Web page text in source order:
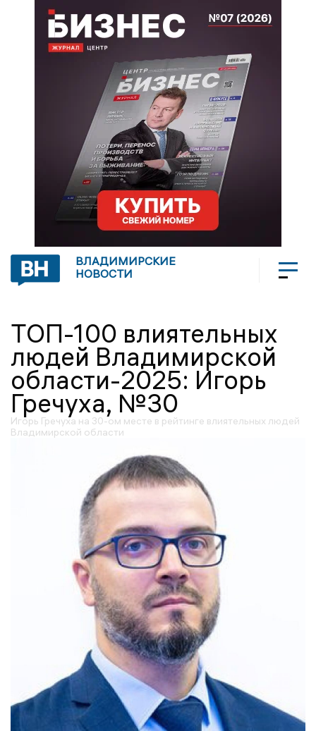
ВЛАДИМИРСКИЕ
НОВОСТИ
ТОП-100 влиятельных
людей Владимирской
области-2025: Игорь
Гречуха, №30
Игорь Гречуха на 30-ом месте в рейтинге влиятельных людей
Владимирской области